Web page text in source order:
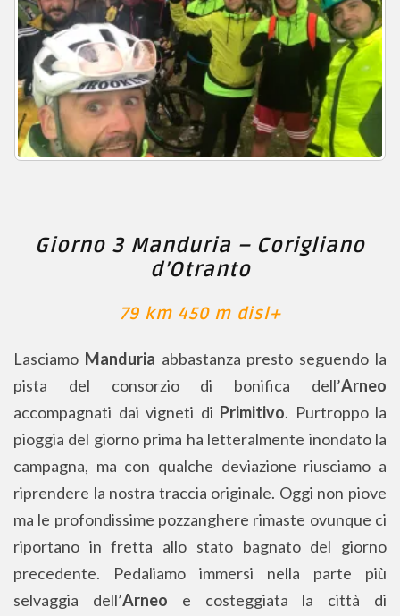
Giorno 3 Manduria – Corigliano
d’Otranto
79 km 450 m disl+
Lasciamo Manduria abbastanza presto seguendo la
pista del consorzio di bonifica dell’Arneo
accompagnati dai vigneti di Primitivo. Purtroppo la
pioggia del giorno prima ha letteralmente inondato la
campagna, ma con qualche deviazione riusciamo a
riprendere la nostra traccia originale. Oggi non piove
ma le profondissime pozzanghere rimaste ovunque ci
riportano in fretta allo stato bagnato del giorno
precedente. Pedaliamo immersi nella parte più
selvaggia dell’Arneo e costeggiata la città di